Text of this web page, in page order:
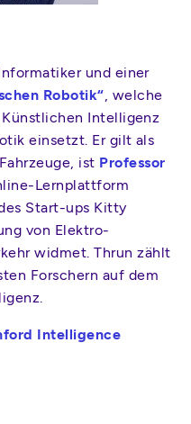
und einer
Robotik“, welche
Intelligenz
einsetzt. Er gilt als
ist Professor
Lernplattform
Start-ups Kitty
von Elektro-
widmet. Thrun zählt
Forschern auf dem
Intelligence